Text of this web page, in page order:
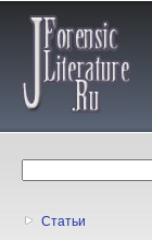
Статьи